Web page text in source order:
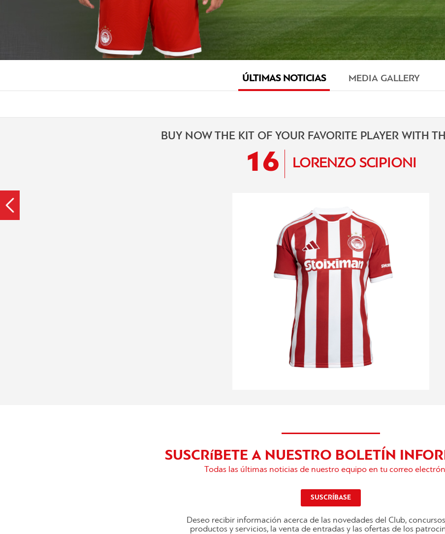
ÚLTIMAS NOTICIAS MEDIA GALLERY
BUY NOW THE KIT OF YOUR FAVORITE PLAYER WITH
16 LORENZO SCIPIONI
SUSCRíBETE A NUESTRO BOLETÍN
Todas las últimas noticias de nuestro equipo en tu correo
SUSCRÍBASE
Deseo recibir información acerca de las novedades del Club,
productos y servicios, la venta de entradas y las ofertas de los